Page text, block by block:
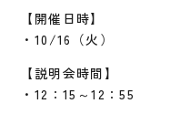
【開催日時】
・10/16（火）
【説明会時間】
・12：15～12：55